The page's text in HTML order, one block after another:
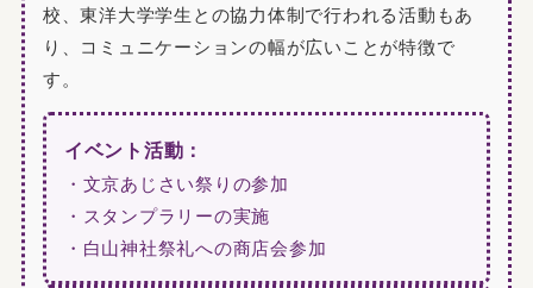
校、東洋大学学生との協力体制で行われる活動もあ
り、コミュニケーションの幅が広いことが特徴で
す。
イベント活動：
・文京あじさい祭りの参加
・スタンプラリーの実施
・白山神社祭礼への商店会参加